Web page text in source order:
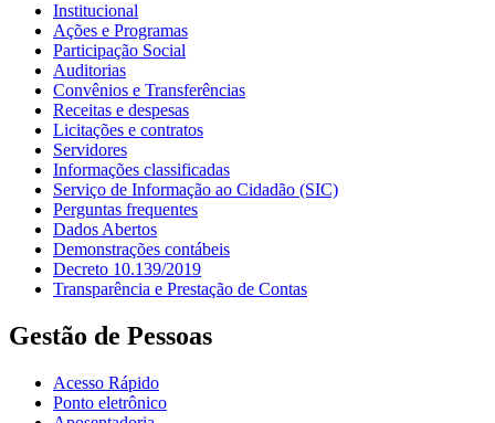
Institucional
Ações e Programas
Participação Social
Auditorias
Convênios e Transferências
Receitas e despesas
Licitações e contratos
Servidores
Informações classificadas
Serviço de Informação ao Cidadão (SIC)
Perguntas frequentes
Dados Abertos
Demonstrações contábeis
Decreto 10.139/2019
Transparência e Prestação de Contas
Gestão de Pessoas
Acesso Rápido
Ponto eletrônico